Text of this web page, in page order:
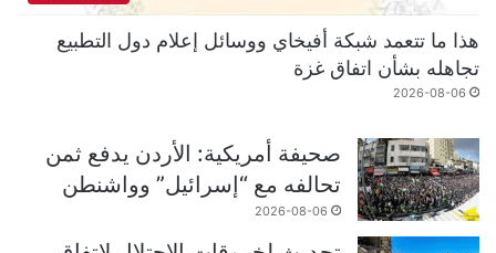
هذا ما تتعمد شبكة أفيخاي ووسائل إعلام دول التطبيع
تجاهله بشأن اتفاق غزة
2026-08-06
صحيفة أمريكية: الأردن يدفع ثمن
تحالفه مع “إسرائيل” وواشنطن
2026-08-06